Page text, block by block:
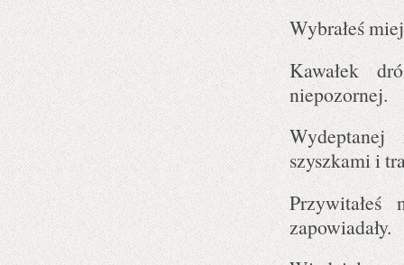
Wybrałeś
Kawałek
niepozornej.
Wydeptanej
szyszkami i
zapowiadały.